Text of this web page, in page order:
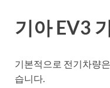
기아 EV3
기본적으로 전기차량
습니다.